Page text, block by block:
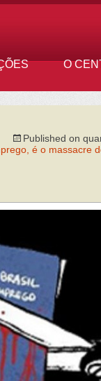
O
Published on
é o massacre